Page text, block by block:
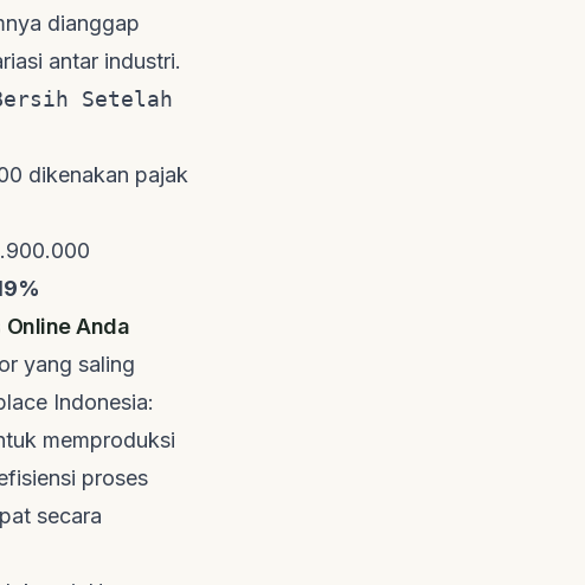
dianggap
antar industri.
Setelah
dikenakan pajak
Anda
yang saling
Indonesia:
memproduksi
proses
secara